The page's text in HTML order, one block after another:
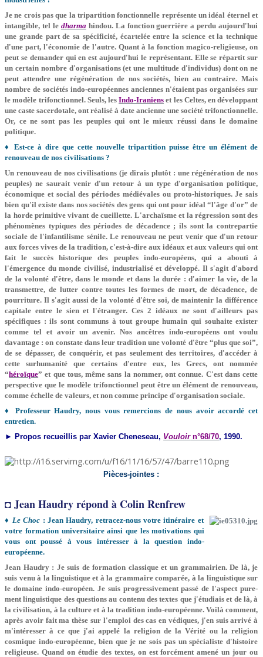
Je ne crois pas que la tripartition fonctionnelle représente un idéal éternel et
intangible, tel le dharmahindou. La fonction guerrière a perdu aujourd'hui
une grande part de sa spécificité, écartelée entre la science et la technique
d'une part, l'économie de l'autre. Quant à la fonction magico-religieuse, on
peut se demander qui en est aujourd'hui le représentant. Elle se répartit sur
un certain nombre d'organisations (et une multitude d'individus) dont on ne
peut attendre une régénération de nos sociétés, bien au contraire. Mais
nombre de sociétés indo-européennes anciennes n'étaient pas organisées sur
le modèle trifonctionnel. Seuls, lesIndo-Iraniens et les Celtes, en développant
une caste sacerdotale, ont réalisé à date ancienne une société trifonctionnelle.
Or, ce ne sont pas les peuples qui ont le mieux réussi dans le domaine
politique.
♦ Est-ce à dire que cette nouvelle tripartition puisse être un élément de
renouveau de nos civilisations ?
Un renouveau de nos civilisations (je dirais plutôt : une régénération de nos
peuples) ne saurait venir d'un retour à un type d'organisation politique,
économique et social des périodes médiévales ou proto-historiques. Je sais
bien qu'il existe dans nos sociétés des gens qui ont pour idéal “l'âge d'or” de
la horde primitive vivant de cueillette. L'archaïsme et la régression sont des
phénomènes typiques des périodes de décadence ; ils sont la contrepartie
sociale de l'infantilisme sénile. Le renouveau ne peut venir que d'un retour
aux forces vives de la tradition, c'est-à-dire aux idéaux et aux valeurs qui ont
fait le succès historique des peuples indo-européens, qui a abouti à
l'émergence du monde civilisé, industrialisé et développé. Il s'agit d'abord
de la volonté d'être, dans le monde et dans la durée : d'aimer la vie, de la
transmettre, de lutter contre toutes les formes de mort, de décadence, de
pourriture. Il s'agit aussi de la volonté d'être soi, de maintenir la différence
capitale entre le sien et l'étranger. Ces 2 idéaux ne sont d'ailleurs pas
spécifiques : ils sont communs à tout groupe humain qui souhaite exister
comme tel et avoir un avenir. Nos ancêtres indo-européens ont voulu
davantage : on constate dans leur tradition une volonté d'être “plus que soi”,
de se dépasser, de conquérir, et pas seulement des territoires, d'accéder à
cette surhumanité que certains d'entre eux, les Grecs, ont nommée
“héroïque” et que tous, même sans la nommer, ont connue. C'est dans cette
perspective que le modèle trifonctionnel peut être un élément de renouveau,
comme échelle de valeurs, et non comme principe d'organisation sociale.
♦ Professeur Haudry, nous vous remercions de nous avoir accordé cet
entretien.
► Propos recueillis par Xavier Cheneseau, Vouloirn°68/70, 1990.
Pièces-jointes :
◘ Jean Haudry répond à Colin Renfrew
♦ Le Choc : Jean Haudry, retracez-nous votre itinéraire et
votre formation univer­sitaire ainsi que les motivations qui
vous ont poussé à vous intéresser à la ques­tion indo-
européenne.
Jean Haudry : Je suis de formation classique et un grammairien. De là, je
suis venu à la linguistique et à la gram­maire comparée, à la linguistique sur
le domaine indo-européen. Je suis pro­gressivement passé de l'aspect pure­
ment linguistique des questions au contenu des textes que j'étudiais et de là, à
la civilisation, à la culture et à la tradition indo-européenne. Voilà com­ment,
après avoir fait ma thèse sur l'emploi des cas en védiques, j'en suis arrivé à
m'intéresser à ce que j'ai appelé la religion de la Vérité ou la religion
cosmique indo-européenne, bien que je ne sois pas un spécialiste d'histoire
religieuse. Quand on étudie des textes, on est forcément amené un jour ou